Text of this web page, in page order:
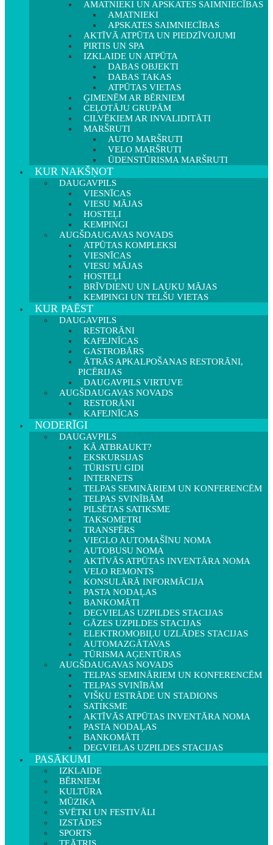
AMATNIEKI UN APSKATES SAIMNIECĪBAS
AMATNIEKI
APSKATES SAIMNIECĪBAS
AKTĪVĀ ATPŪTA UN PIEDZĪVOJUMI
PIRTIS UN SPA
IZKLAIDE UN ATPŪTA
DABAS OBJEKTI
DABAS TAKAS
ATPŪTAS VIETAS
ĢIMENĒM AR BĒRNIEM
CEĻOTĀJU GRUPĀM
CILVĒKIEM AR INVALIDITĀTI
MARŠRUTI
AUTO MARŠRUTI
VELO MARŠRUTI
ŪDENSTŪRISMA MARŠRUTI
KUR NAKŠŅOT
DAUGAVPILS
VIESNĪCAS
VIESU MĀJAS
HOSTEĻI
KEMPINGI
AUGŠDAUGAVAS NOVADS
ATPŪTAS KOMPLEKSI
VIESNĪCAS
VIESU MĀJAS
HOSTEĻI
BRĪVDIENU UN LAUKU MĀJAS
KEMPINGI UN TELŠU VIETAS
KUR PAĒST
DAUGAVPILS
RESTORĀNI
KAFEJNĪCAS
GASTROBĀRS
ĀTRĀS APKALPOŠANAS RESTORĀNI,
PICĒRIJAS
DAUGAVPILS VIRTUVE
AUGŠDAUGAVAS NOVADS
RESTORĀNI
KAFEJNĪCAS
NODERĪGI
DAUGAVPILS
KĀ ATBRAUKT?
EKSKURSIJAS
TŪRISTU GIDI
INTERNETS
TELPAS SEMINĀRIEM UN KONFERENCĒM
TELPAS SVINĪBĀM
PILSĒTAS SATIKSME
TAKSOMETRI
TRANSFĒRS
VIEGLO AUTOMAŠĪNU NOMA
AUTOBUSU NOMA
AKTĪVĀS ATPŪTAS INVENTĀRA NOMA
VELO REMONTS
KONSULĀRĀ INFORMĀCIJA
PASTA NODAĻAS
BANKOMĀTI
DEGVIELAS UZPILDES STACIJAS
GĀZES UZPILDES STACIJAS
ELEKTROMOBIĻU UZLĀDES STACIJAS
AUTOMAZGĀTAVAS
TŪRISMA AĢENTŪRAS
AUGŠDAUGAVAS NOVADS
TELPAS SEMINĀRIEM UN KONFERENCĒM
TELPAS SVINĪBĀM
VIŠĶU ESTRĀDE UN STADIONS
SATIKSME
AKTĪVĀS ATPŪTAS INVENTĀRA NOMA
PASTA NODAĻAS
BANKOMĀTI
DEGVIELAS UZPILDES STACIJAS
PASĀKUMI
IZKLAIDE
BĒRNIEM
KULTŪRA
MŪZIKA
SVĒTKI UN FESTIVĀLI
IZSTĀDES
SPORTS